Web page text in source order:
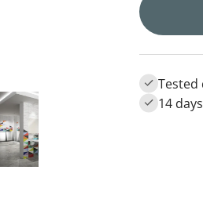
Tested
14